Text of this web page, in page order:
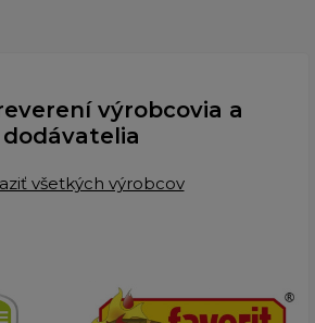
výrobcovia a
dodávatelia
všetkých výrobcov